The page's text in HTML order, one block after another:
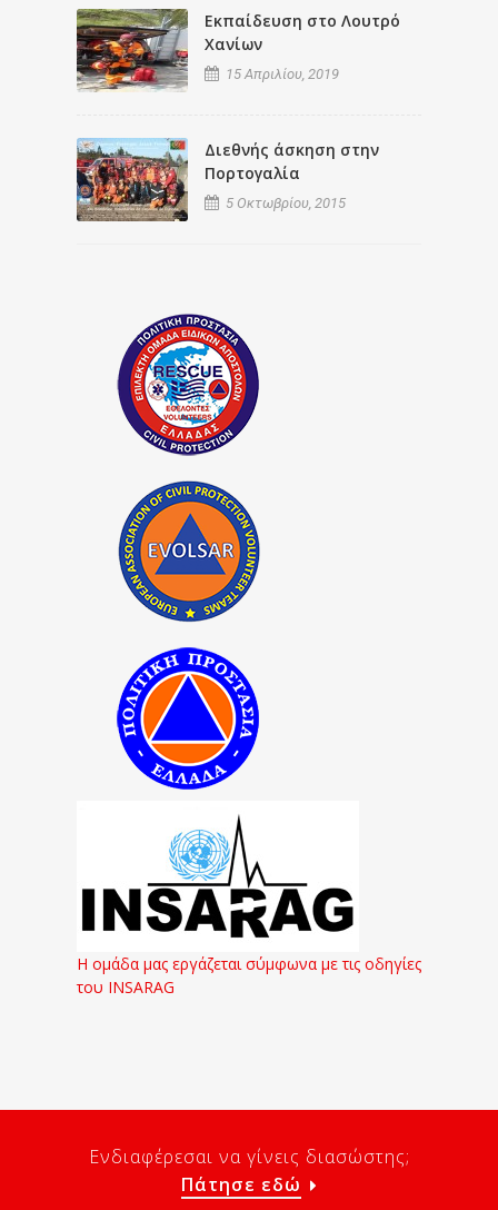
Εκπαίδευση στο Λουτρό
Χανίων
15 Απριλίου, 2019
Διεθνής άσκηση στην
Πορτογαλία
5 Οκτωβρίου, 2015
Η ομάδα μας εργάζεται σύμφωνα με τις οδηγίες
του INSARAG
Ενδιαφέρεσαι να γίνεις διασώστης;
Πάτησε εδώ